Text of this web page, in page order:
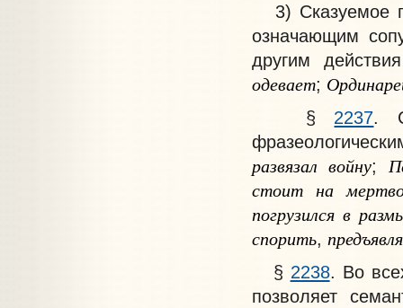
3) Сказуемое
означающим
другим
одевает;
§ 2237.
развязал войну;
стоит на
погрузился в
спорить,
§ 2238. Во
позволяет